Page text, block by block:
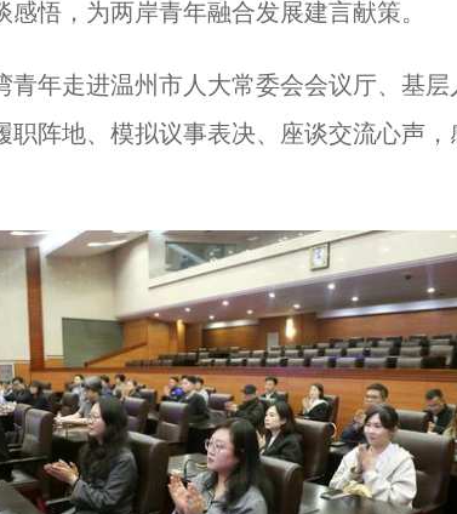
悟，为两岸青年融合发展建言献策。
年走进温州市人大常委会会议厅、基层
职阵地、模拟议事表决、座谈交流心声